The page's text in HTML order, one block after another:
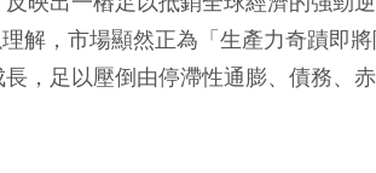
解，市場顯然正為「生產力奇蹟即
，足以壓倒由停滯性通膨、債務、